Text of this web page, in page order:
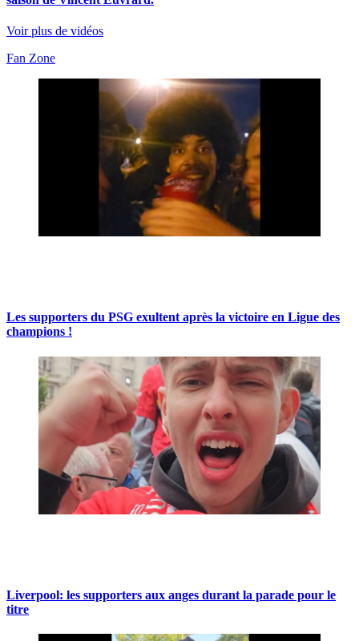
Voir plus de vidéos
Fan Zone
Les supporters du PSG exultent après la victoire en Ligue des
champions !
Liverpool: les supporters aux anges durant la parade pour le
titre